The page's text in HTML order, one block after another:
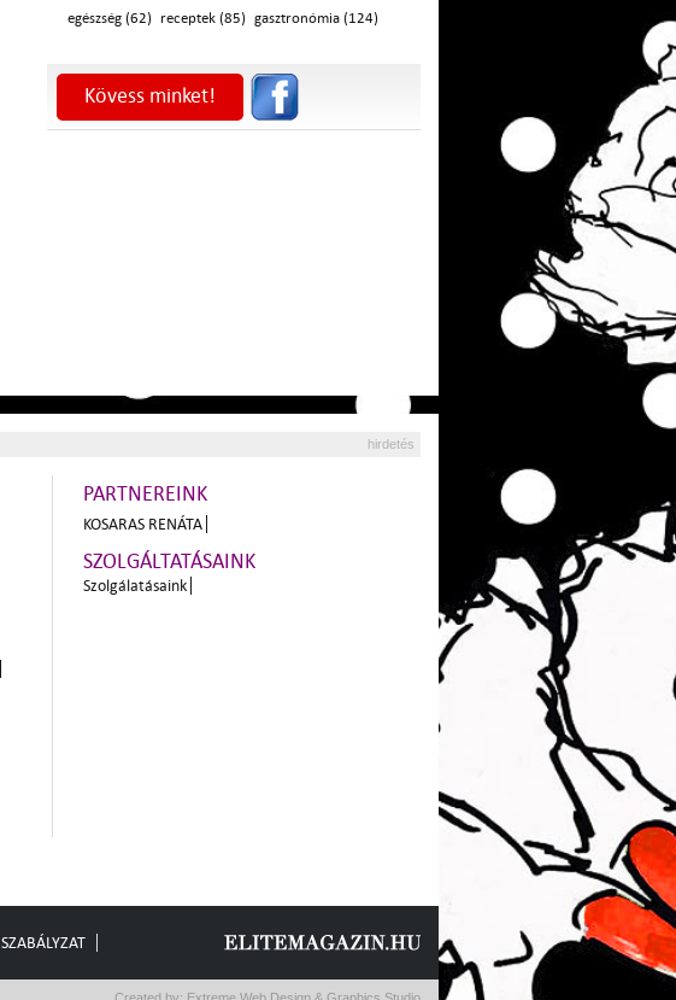
egészség (62)
receptek (85) gasztronómia (124)
Kövess minket!
hirdetés
PARTNEREINK
KOSARAS RENÁTA
SZOLGÁLTATÁSAINK
Szolgálatásaink
SZABÁLYZAT